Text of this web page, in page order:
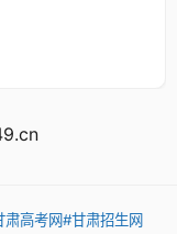
肃高考网#甘肃招生网